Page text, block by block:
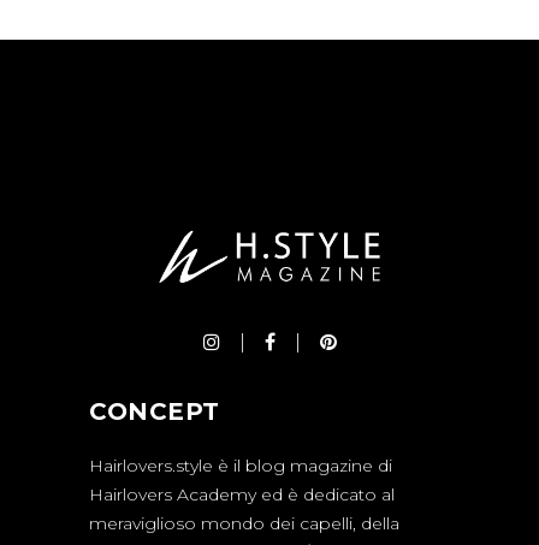
CONCEPT
Hairlovers.style è il blog magazine di
Hairlovers Academy ed è dedicato al
meraviglioso mondo dei capelli, della